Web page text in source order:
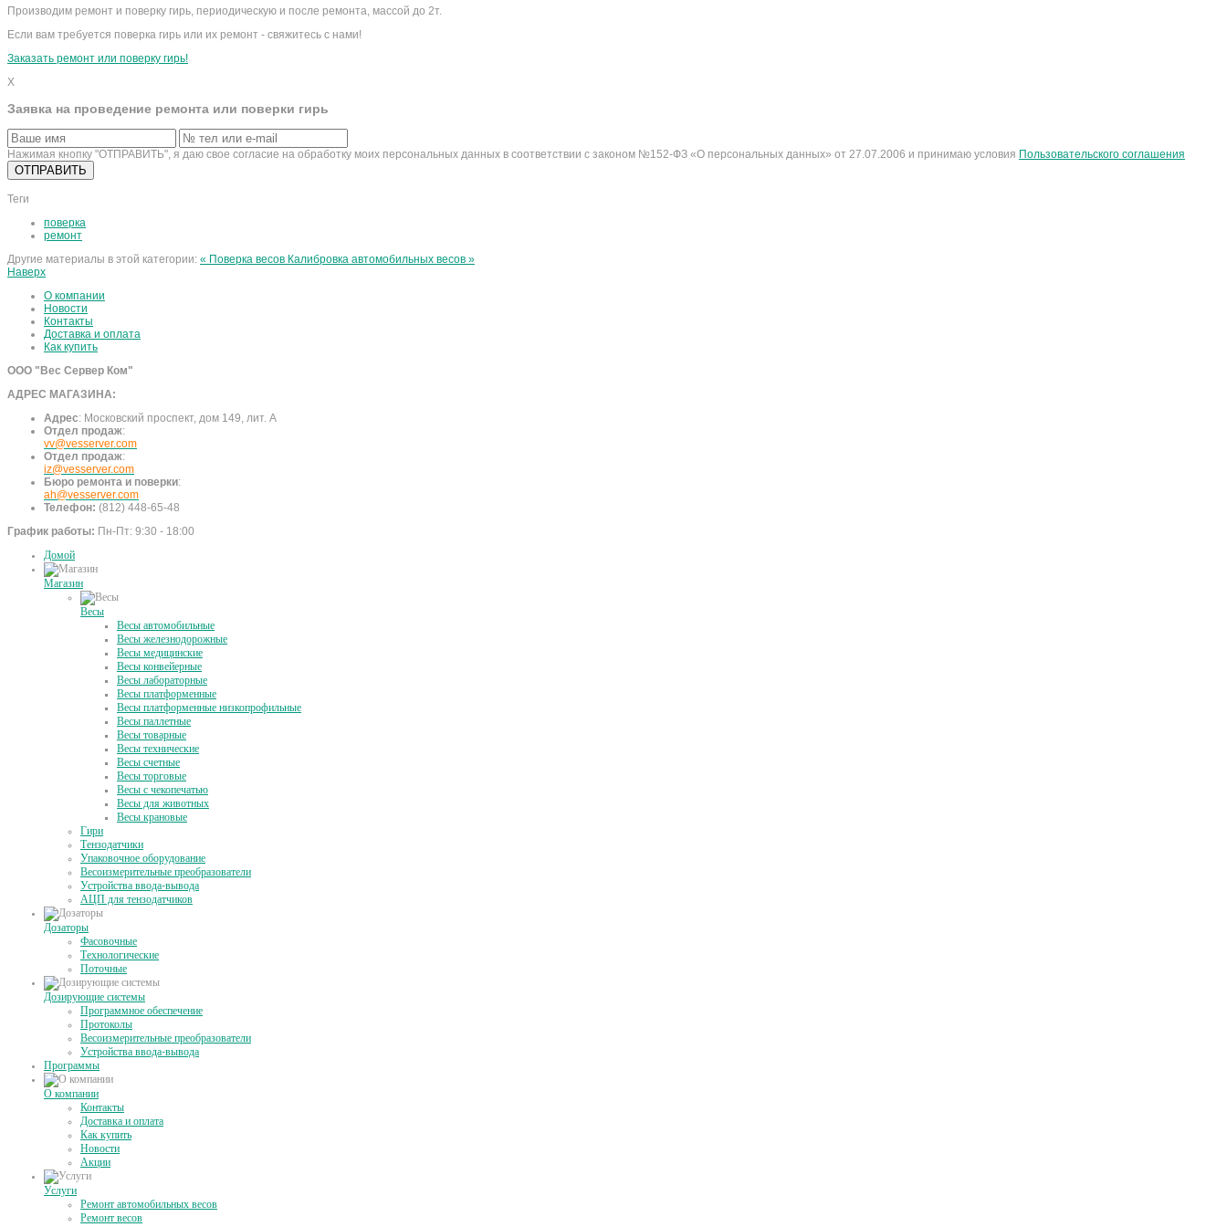
Производим ремонт и поверку гирь, периодическую и после ремонта, массой до 2т.
Если вам требуется поверка гирь или их ремонт - свяжитесь с нами!
Заказать ремонт или поверку гирь!
X
Заявка на проведение ремонта или поверки гирь
Нажимая кнопку "ОТПРАВИТЬ", я даю свое согласие на обработку моих персональных данных в соответствии с законом №152-ФЗ «О персональных данных» от 27.07.2006 и принимаю условия Пользовательского соглашения
Теги
поверка
ремонт
Другие материалы в этой категории: « Поверка весов Калибровка автомобильных весов »
Наверх
О компании
Новости
Контакты
Доставка и оплата
Как купить
ООО "Вес Сервер Ком"
АДРЕС МАГАЗИНА:
Адрес: Московский проспект, дом 149, лит. А
Отдел продаж:
vv@vesserver.com
Отдел продаж:
iz@vesserver.com
Бюро ремонта и поверки:
ah@vesserver.com
Телефон: (812) 448-65-48
График работы: Пн-Пт: 9:30 - 18:00
Домой
Магазин
Весы
Весы автомобильные
Весы железнодорожные
Весы медицинские
Весы конвейерные
Весы лабораторные
Весы платформенные
Весы платформенные низкопрофильные
Весы паллетные
Весы товарные
Весы технические
Весы счетные
Весы торговые
Весы с чекопечатью
Весы для животных
Весы крановые
Гири
Тензодатчики
Упаковочное оборудование
Весоизмерительные преобразователи
Устройства ввода-вывода
АЦП для тензодатчиков
Дозаторы
Фасовочные
Технологические
Поточные
Дозирующие системы
Программное обеспечение
Протоколы
Весоизмерительные преобразователи
Устройства ввода-вывода
Программы
О компании
Контакты
Доставка и оплата
Как купить
Новости
Акции
Услуги
Ремонт автомобильных весов
Ремонт весов